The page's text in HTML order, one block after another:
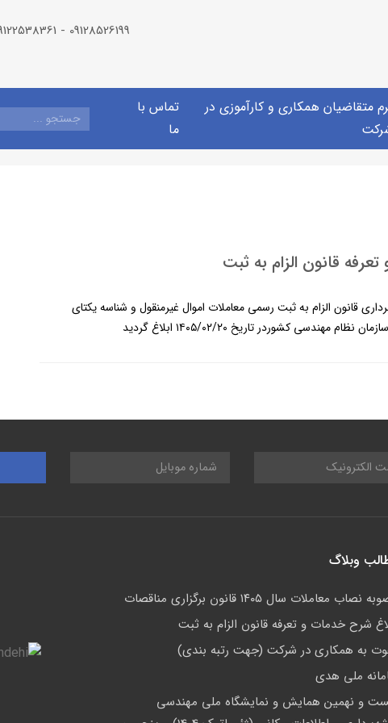
- 09128526199
متقاضیان همکاری و کارآموزی در
تماس با
ما
قانون الزام به ثبت
قانون الزام به ثبت رسمی معاملات اموال غیرمنقول و شناسه یکتای
کشوردر تاریخ ١۴٠۵/٠٢/٢٠ ابلاغ گردید
وبلاگ
نصاب معاملات سال ۱۴۰۵ قانون برگزاری مناقصات
شرح خدمات و تعرفه قانون الزام به ثبت
به همکاری در شرکت (جهت رتبه بندی)
ملی هدی
و نهمین همایش و نمایشگاه ملی مهندسی